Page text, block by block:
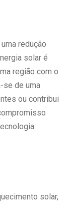
redução
solar é
região com o
se de uma
ou contribui
solar,